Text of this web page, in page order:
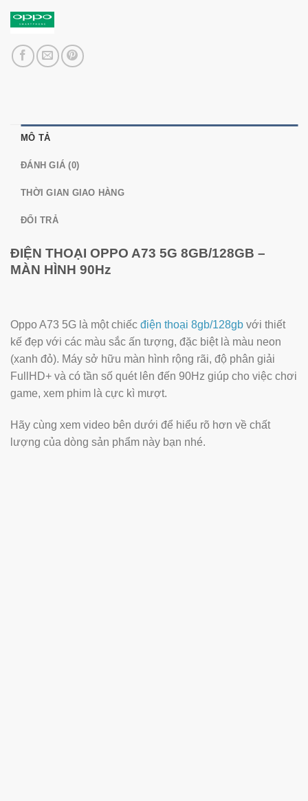
MÔ TẢ
ĐÁNH GIÁ (0)
THỜI GIAN GIAO HÀNG
ĐỔI TRẢ
ĐIỆN THOẠI OPPO A73 5G 8GB/128GB –
MÀN HÌNH 90Hz
Oppo A73 5G là một chiếc điện thoại 8gb/128gb với thiết
kế đẹp với các màu sắc ấn tượng, đặc biệt là màu neon
(xanh đỏ). Máy sở hữu màn hình rộng rãi, độ phân giải
FullHD+ và có tần số quét lên đến 90Hz giúp cho việc chơi
game, xem phim là cực kì mượt.
Hãy cùng xem video bên dưới để hiểu rõ hơn về chất
lượng của dòng sản phẩm này bạn nhé.